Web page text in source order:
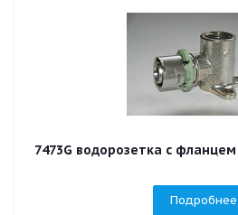
7473G водорозетка с
Подробнее